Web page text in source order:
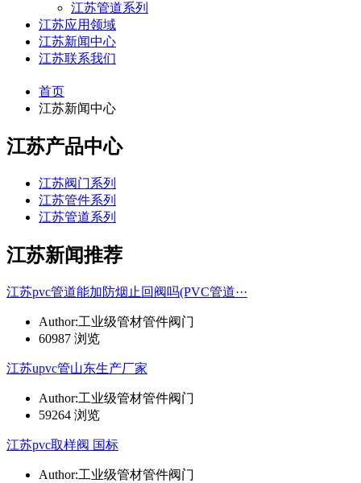
江苏管道系列
江苏应用领域
江苏新闻中心
江苏联系我们
首页
江苏新闻中心
江苏产品中心
江苏阀门系列
江苏管件系列
江苏管道系列
江苏新闻推荐
江苏pvc管道能加防烟止回阀吗(PVC管道···
Author:工业级管材管件阀门
60987 浏览
江苏upvc管山东生产厂家
Author:工业级管材管件阀门
59264 浏览
江苏pvc取样阀 国标
Author:工业级管材管件阀门